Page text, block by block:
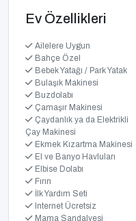
Ev Özellikleri
Ailelere Uygun
Bahçe Özel
Bebek Yatağı / Park Yatak
Bulaşık Makinesi
Buzdolabı
Çamaşır Makinesi
Çaydanlık ya da Elektrikli
Çay Makinesi
Ekmek Kızartma Makinesi
El ve Banyo Havluları
Elbise Dolabı
Fırın
İlk Yardım Seti
Internet Ücretsiz
Mama Sandalyesi